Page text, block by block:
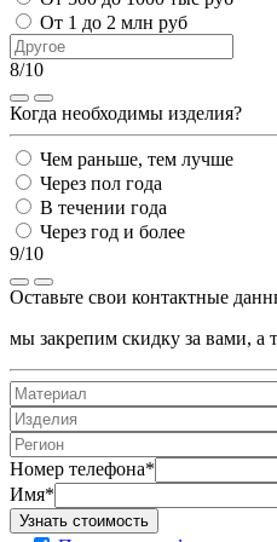
От 1 до 2 млн руб
8/10
Когда необходимы изделия?
Чем раньше, тем лучше
Через пол года
В течении года
Через год и более
9/10
Оставьте свои контактные
мы закрепим скидку за вами, а
Номер телефона*
Имя*
Узнать стоимость